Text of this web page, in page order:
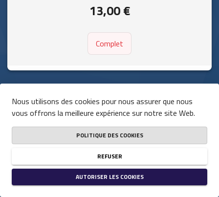
13,00 €
Complet
Nous utilisons des cookies pour nous assurer que nous
vous offrons la meilleure expérience sur notre site Web.
POLITIQUE DES COOKIES
REFUSER
AUTORISER LES COOKIES